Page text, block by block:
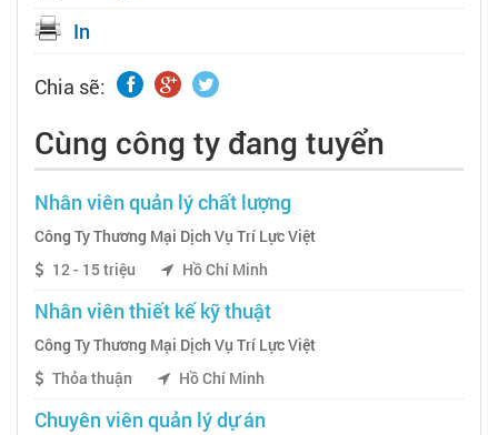
In
Chia sẽ:
Cùng công ty đang tuyển
Nhân viên quản lý chất lượng
Công Ty Thương Mại Dịch Vụ Trí Lực Việt
12 - 15 triệu
Hồ Chí Minh
Nhân viên thiết kế kỹ thuật
Công Ty Thương Mại Dịch Vụ Trí Lực Việt
Thỏa thuận
Hồ Chí Minh
Chuyên viên quản lý dự án